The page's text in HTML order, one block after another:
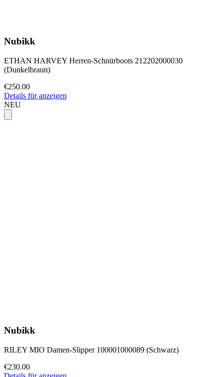
Nubikk
ETHAN HARVEY Herren-Schnürboots 212202000030
(Dunkelbraun)
€250.00
Details für anzeigen
NEU
Nubikk
RILEY MIO Damen-Slipper 100001000089 (Schwarz)
€230.00